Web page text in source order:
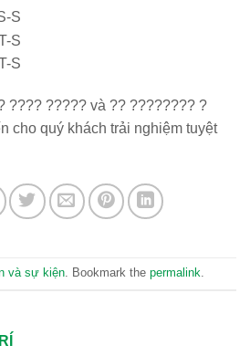
S
S
S
???? ????? và ?? ???????? ?
cho quý khách trải nghiệm tuyệt
và sự kiện. Bookmark the permalink.